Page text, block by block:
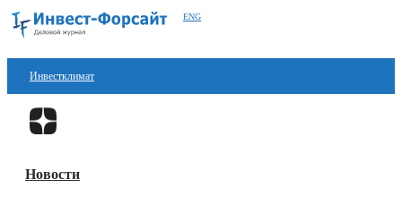
ENG
Инвестклимат
Финансы
Блокчейн
Новости